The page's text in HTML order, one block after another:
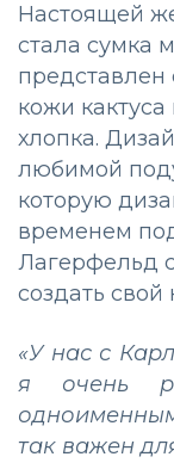
Настоящей
стала сумка
представлен
кожи
хлопка.
любимой
которую
временем
Лагерфельд
создать свой
«У нас с
я очень
так важен